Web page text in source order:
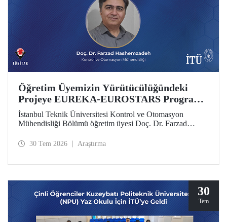
Öğretim Üyemizin Yürütücülüğündeki
Projeye EUREKA-EUROSTARS Programı
Desteği
İstanbul Teknik Üniversitesi Kontrol ve Otomasyon
Mühendisliği Bölümü öğretim üyesi Doç. Dr. Farzad
Driven Resilient Power Systems: Revolutionizing Energy
30 Tem 2026 Araştırma
30
Tem